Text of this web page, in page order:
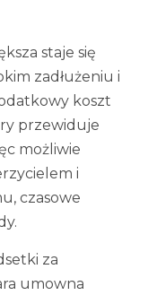
staje się
zadłużeniu i
koszt
przewiduje
możliwie
i
czasowe
za
umowna